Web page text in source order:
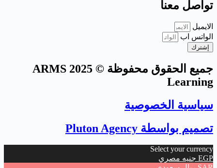
تواصل معنا
الايميل
الواتس اب
إشترك
جميع الحقوق محفوظة © 2025 ARMS
Learning
سياسية الخصوصية
تصميم بواسطة Pluton Agency
Select your currency
EGP جنيه مصري